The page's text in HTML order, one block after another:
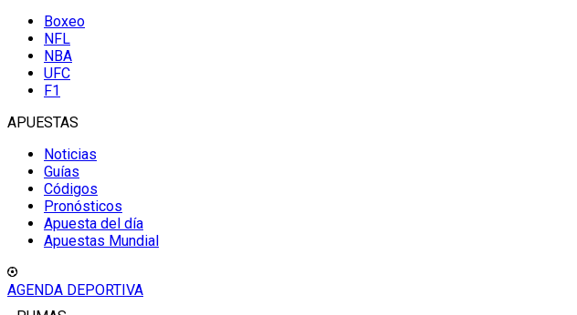
Boxeo
NFL
NBA
UFC
F1
APUESTAS
Noticias
Guías
Códigos
Pronósticos
Apuesta del día
Apuestas Mundial
AGENDA DEPORTIVA